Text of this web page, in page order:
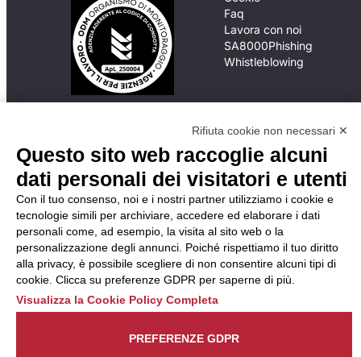
inadempimento da parte
della ApL delle
disposizioni
del Codice di Condotta, è
possibile presentare un
reclamo
all’Organismo di
Monitoraggio utilizzando
una delle modalità
descritte al seguente
indirizzo web
https://odm-
Faq
Lavora con noi
SA8000Phishing
Whistleblowing
Rifiuta cookie non necessari ✕
Questo sito web raccoglie alcuni
dati personali dei visitatori e utenti
Con il tuo consenso, noi e i nostri partner utilizziamo i cookie e
tecnologie simili per archiviare, accedere ed elaborare i dati
personali come, ad esempio, la visita al sito web o la
personalizzazione degli annunci. Poiché rispettiamo il tuo diritto
alla privacy, è possibile scegliere di non consentire alcuni tipi di
cookie. Clicca su preferenze GDPR per saperne di più.
Visualizza la Cookie Policy Completa
PREFERENZE GDPR